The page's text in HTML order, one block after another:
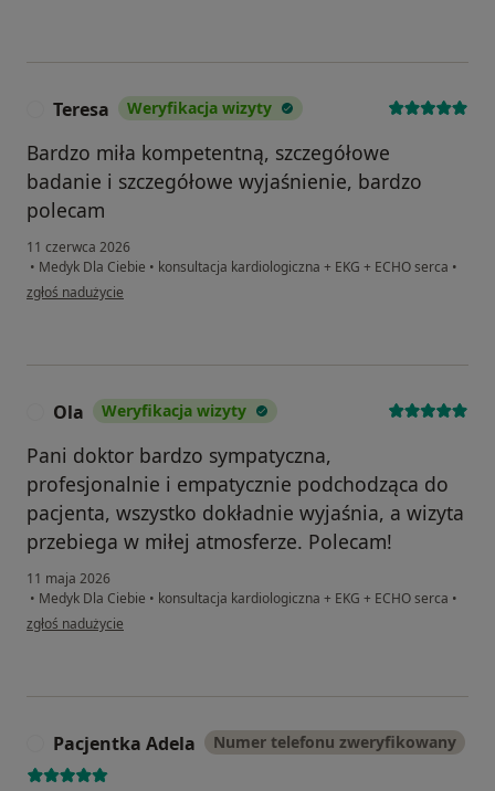
Teresa Weryfikacja wizyty
Bardzo miła kompetentną, szczegółowe
badanie i szczegółowe wyjaśnienie, bardzo
polecam
11 czerwca 2026
• Medyk Dla Ciebie • konsultacja kardiologiczna + EKG + ECHO serca •
w opinii użytkownika Teresa
zgłoś nadużycie
Ola Weryfikacja wizyty
Pani doktor bardzo sympatyczna,
profesjonalnie i empatycznie podchodząca do
pacjenta, wszystko dokładnie wyjaśnia, a wizyta
przebiega w miłej atmosferze. Polecam!
11 maja 2026
• Medyk Dla Ciebie • konsultacja kardiologiczna + EKG + ECHO serca •
w opinii użytkownika Ola
zgłoś nadużycie
Pacjentka Adela Numer telefonu zweryfikowany